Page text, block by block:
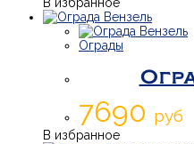
Ограды
7690 руб
В избранное